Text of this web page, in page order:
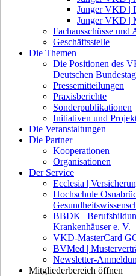
Junger VKD |
Junger VKD |
Fachausschüsse und
Geschäftsstelle
Die Themen
Die Positionen des
Deutschen
Pressemitteilungen
Praxisberichte
Sonderpublikationen
Initiativen und
Die Veranstaltungen
Die Partner
Kooperationen
Organisationen
Der Service
Ecclesia |
Hochschule
BBDK |
Krankenhäuser e. V.
VKD-MasterCard
BVMed |
Newsletter-
Mitgliederbereich öffnen